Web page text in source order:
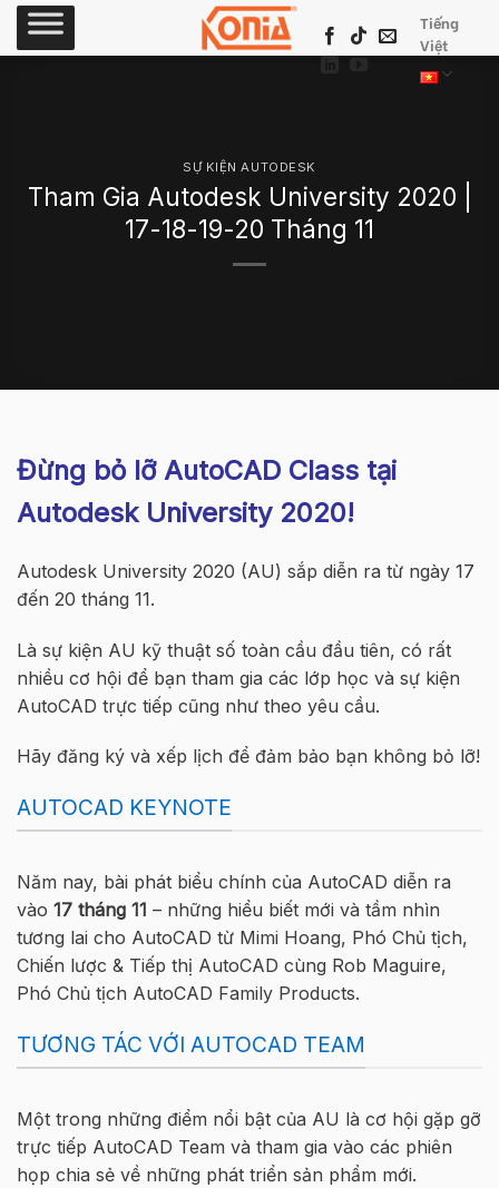
Skip
Tiếng
Việt
SỰ KIỆN AUTODESK
Tham Gia Autodesk University 2020 |
17-18-19-20 Tháng 11
Đừng bỏ lỡ AutoCAD Class tại
Autodesk University 2020!
Autodesk University 2020 (AU) sắp diễn ra từ ngày 17
đến 20 tháng 11.
Là sự kiện AU kỹ thuật số toàn cầu đầu tiên, có rất
nhiều cơ hội để bạn tham gia các lớp học và sự kiện
AutoCAD trực tiếp cũng như theo yêu cầu.
Hãy đăng ký và xếp lịch để đảm bảo bạn không bỏ lỡ!
AUTOCAD KEYNOTE
Năm nay, bài phát biểu chính của AutoCAD diễn ra
vào 17 tháng 11 – những hiểu biết mới và tầm nhìn
tương lai cho AutoCAD từ Mimi Hoang, Phó Chủ tịch,
Chiến lược & Tiếp thị AutoCAD cùng Rob Maguire,
Phó Chủ tịch AutoCAD Family Products.
TƯƠNG TÁC VỚI AUTOCAD TEAM
Một trong những điểm nổi bật của AU là cơ hội gặp gỡ
trực tiếp AutoCAD Team và tham gia vào các phiên
họp chia sẻ về những phát triển sản phẩm mới.